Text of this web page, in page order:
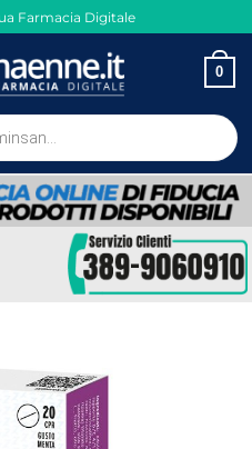
Farmacia Digitale
0